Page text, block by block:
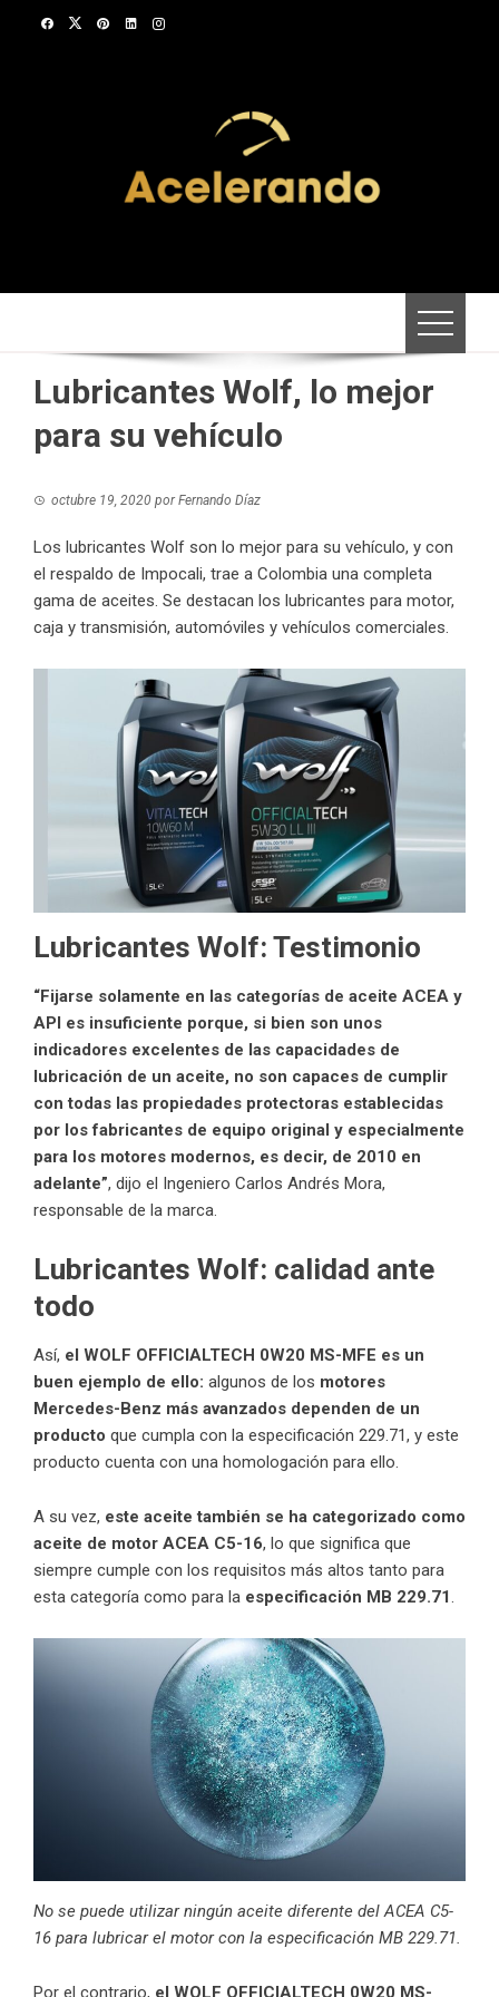
Lubricantes Wolf, lo mejor
para su vehículo
octubre 19, 2020 porFernando Díaz
Los lubricantes Wolf son lo mejor para su vehículo, y con
el respaldo de Impocali, trae a Colombia una completa
gama de aceites. Se destacan los lubricantes para motor,
caja y transmisión, automóviles y vehículos comerciales.
Lubricantes Wolf: Testimonio
“Fijarse solamente en las categorías de aceite ACEA y
API es insuficiente porque, si bien son unos
indicadores excelentes de las capacidades de
lubricación de un aceite, no son capaces de cumplir
con todas las propiedades protectoras establecidas
por los fabricantes de equipo original y especialmente
para los motores modernos, es decir, de 2010 en
adelante”, dijo el Ingeniero Carlos Andrés Mora,
responsable de la marca.
Lubricantes Wolf: calidad ante
todo
Así, el WOLF OFFICIALTECH 0W20 MS-MFE es un
buen ejemplo de ello: algunos de los motores
Mercedes-Benz más avanzados dependen de un
producto que cumpla con la especificación 229.71, y este
producto cuenta con una homologación para ello.
A su vez, este aceite también se ha categorizado como
aceite de motor ACEA C5-16, lo que significa que
siempre cumple con los requisitos más altos tanto para
esta categoría como para la especificación MB 229.71
No se puede utilizar ningún aceite diferente del ACEA C5-
16 para lubricar el motor con la especificación MB 229.71.
Por el contrario, el WOLF OFFICIALTECH 0W20 MS-